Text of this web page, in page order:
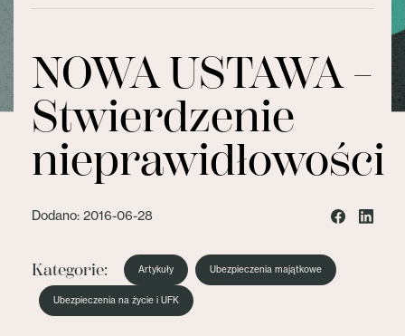
NOWA USTAWA –
Stwierdzenie
nieprawidłowości
Dodano: 2016-06-28
Kategorie: Artykuły Ubezpieczenia majątkowe
Ubezpieczenia na życie i UFK